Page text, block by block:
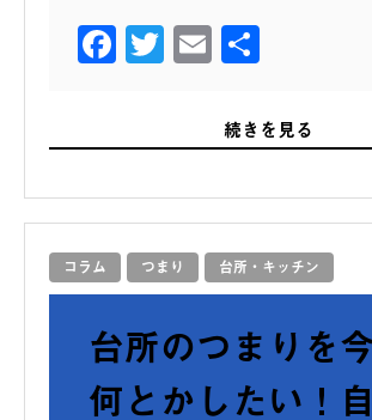
Facebook
Twitter
Email
続きを見る
コラム つまり 台所・キッチン
台所のつまりを
何とかしたい！